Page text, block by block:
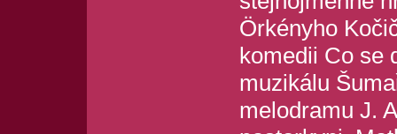
Örkényho
komedii Co se
muzikálu
melodramu J.